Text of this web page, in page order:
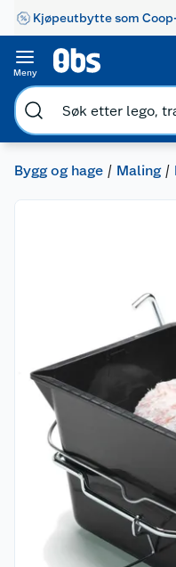
Kjøpeutbytte som
Meny
Bygg og hage Maling